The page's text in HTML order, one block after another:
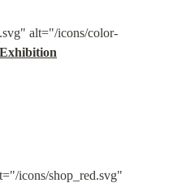
alt="/icons/color-
Exhibition
icons/shop_red.svg"